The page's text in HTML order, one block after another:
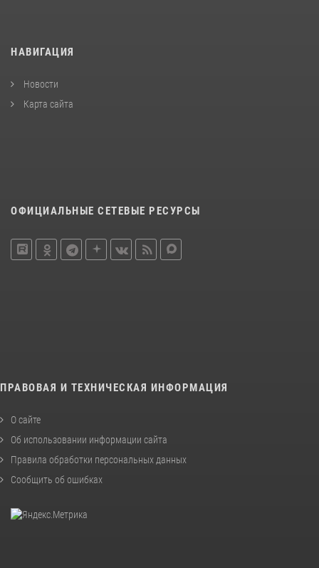
НАВИГАЦИЯ
Новости
Карта сайта
ОФИЦИАЛЬНЫЕ СЕТЕВЫЕ РЕСУРСЫ
ПРАВОВАЯ И ТЕХНИЧЕСКАЯ ИНФОРМАЦИЯ
О сайте
Об использовании информации сайта
Правила обработки персональных данных
Сообщить об ошибках